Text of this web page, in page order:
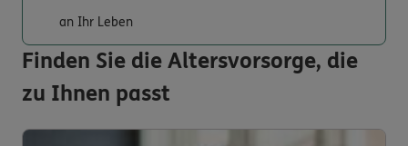
an Ihr Leben
Finden Sie die Altersvorsorge, die
zu Ihnen passt